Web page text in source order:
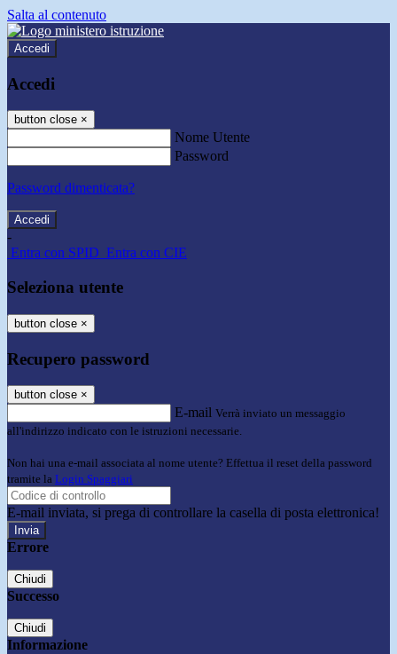
Salta al contenuto
Accedi
Accedi
button close ×
Nome Utente
Password
Password dimenticata?
-
Entra con SPID Entra con CIE
Seleziona utente
button close ×
Recupero password
button close ×
E-mail Verrà inviato un messaggio
all'indirizzo indicato con le istruzioni necessarie.
Non hai una e-mail associata al nome utente? Effettua il reset della password
tramite la Login Spaggiari
E-mail inviata, si prega di controllare la casella di posta elettronica!
Errore
Chiudi
Successo
Chiudi
Informazione